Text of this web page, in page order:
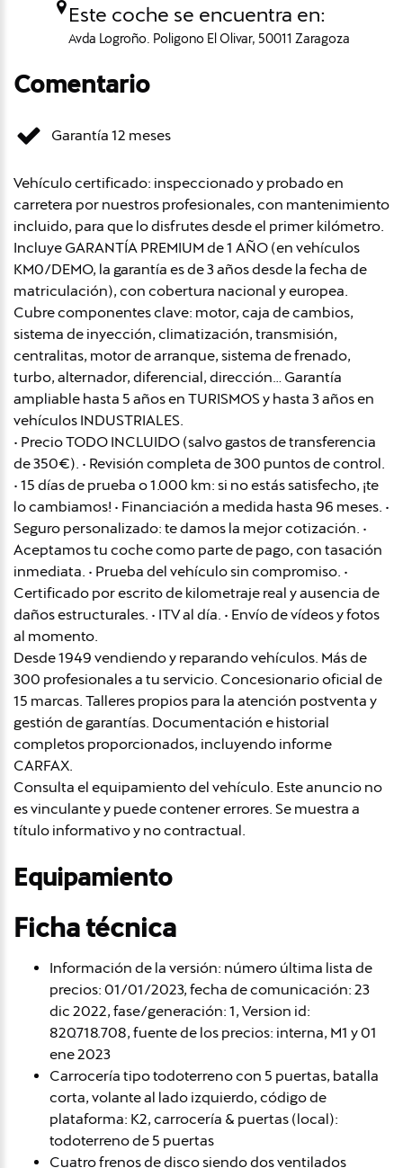
Este coche se encuentra en:
Avda Logroño. Poligono El Olivar, 50011 Zaragoza
Comentario
Garantía 12 meses
Vehículo certificado: inspeccionado y probado en
carretera por nuestros profesionales, con mantenimiento
incluido, para que lo disfrutes desde el primer kilómetro.
Incluye GARANTÍA PREMIUM de 1 AÑO (en vehículos
KM0/DEMO, la garantía es de 3 años desde la fecha de
matriculación), con cobertura nacional y europea.
Cubre componentes clave: motor, caja de cambios,
sistema de inyección, climatización, transmisión,
centralitas, motor de arranque, sistema de frenado,
turbo, alternador, diferencial, dirección… Garantía
ampliable hasta 5 años en TURISMOS y hasta 3 años en
vehículos INDUSTRIALES.
• Precio TODO INCLUIDO (salvo gastos de transferencia
de 350€). • Revisión completa de 300 puntos de control.
• 15 días de prueba o 1.000 km: si no estás satisfecho, ¡te
lo cambiamos! • Financiación a medida hasta 96 meses. •
Seguro personalizado: te damos la mejor cotización. •
Aceptamos tu coche como parte de pago, con tasación
inmediata. • Prueba del vehículo sin compromiso. •
Certificado por escrito de kilometraje real y ausencia de
daños estructurales. • ITV al día. • Envío de vídeos y fotos
al momento.
Desde 1949 vendiendo y reparando vehículos. Más de
300 profesionales a tu servicio. Concesionario oficial de
15 marcas. Talleres propios para la atención postventa y
gestión de garantías. Documentación e historial
completos proporcionados, incluyendo informe
CARFAX.
Consulta el equipamiento del vehículo. Este anuncio no
es vinculante y puede contener errores. Se muestra a
título informativo y no contractual.
Equipamiento
Ficha técnica
Información de la versión: número última lista de
precios: 01/01/2023, fecha de comunicación: 23
dic 2022, fase/generación: 1, Version id:
820.718.708, fuente de los precios: interna, M1 y 01
ene 2023
Carrocería tipo todoterreno con 5 puertas, batalla
corta, volante al lado izquierdo, código de
plataforma: K2, carrocería & puertas (local):
todoterreno de 5 puertas
Cuatro frenos de disco siendo dos ventilados